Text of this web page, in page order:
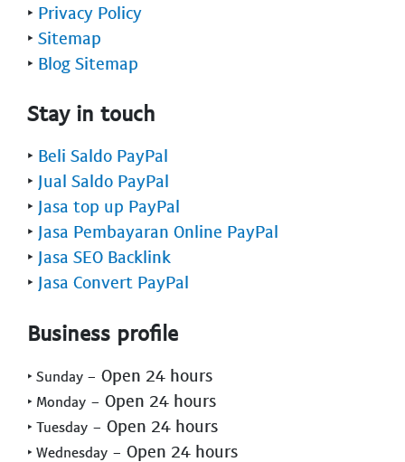
‣ Privacy Policy
‣ Sitemap
‣ Blog Sitemap
Stay in touch
‣ Beli Saldo PayPal
‣ Jual Saldo PayPal
‣ Jasa top up PayPal
‣ Jasa Pembayaran Online PayPal
‣ Jasa SEO Backlink
‣ Jasa Convert PayPal
Business profile
‣ Sunday - Open 24 hours
‣ Monday - Open 24 hours
‣ Tuesday - Open 24 hours
‣ Wednesday - Open 24 hours